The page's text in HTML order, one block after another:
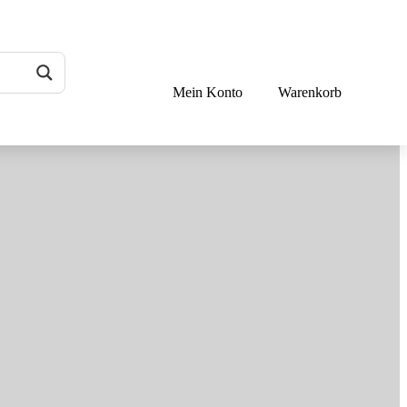
Mein Konto Warenkorb